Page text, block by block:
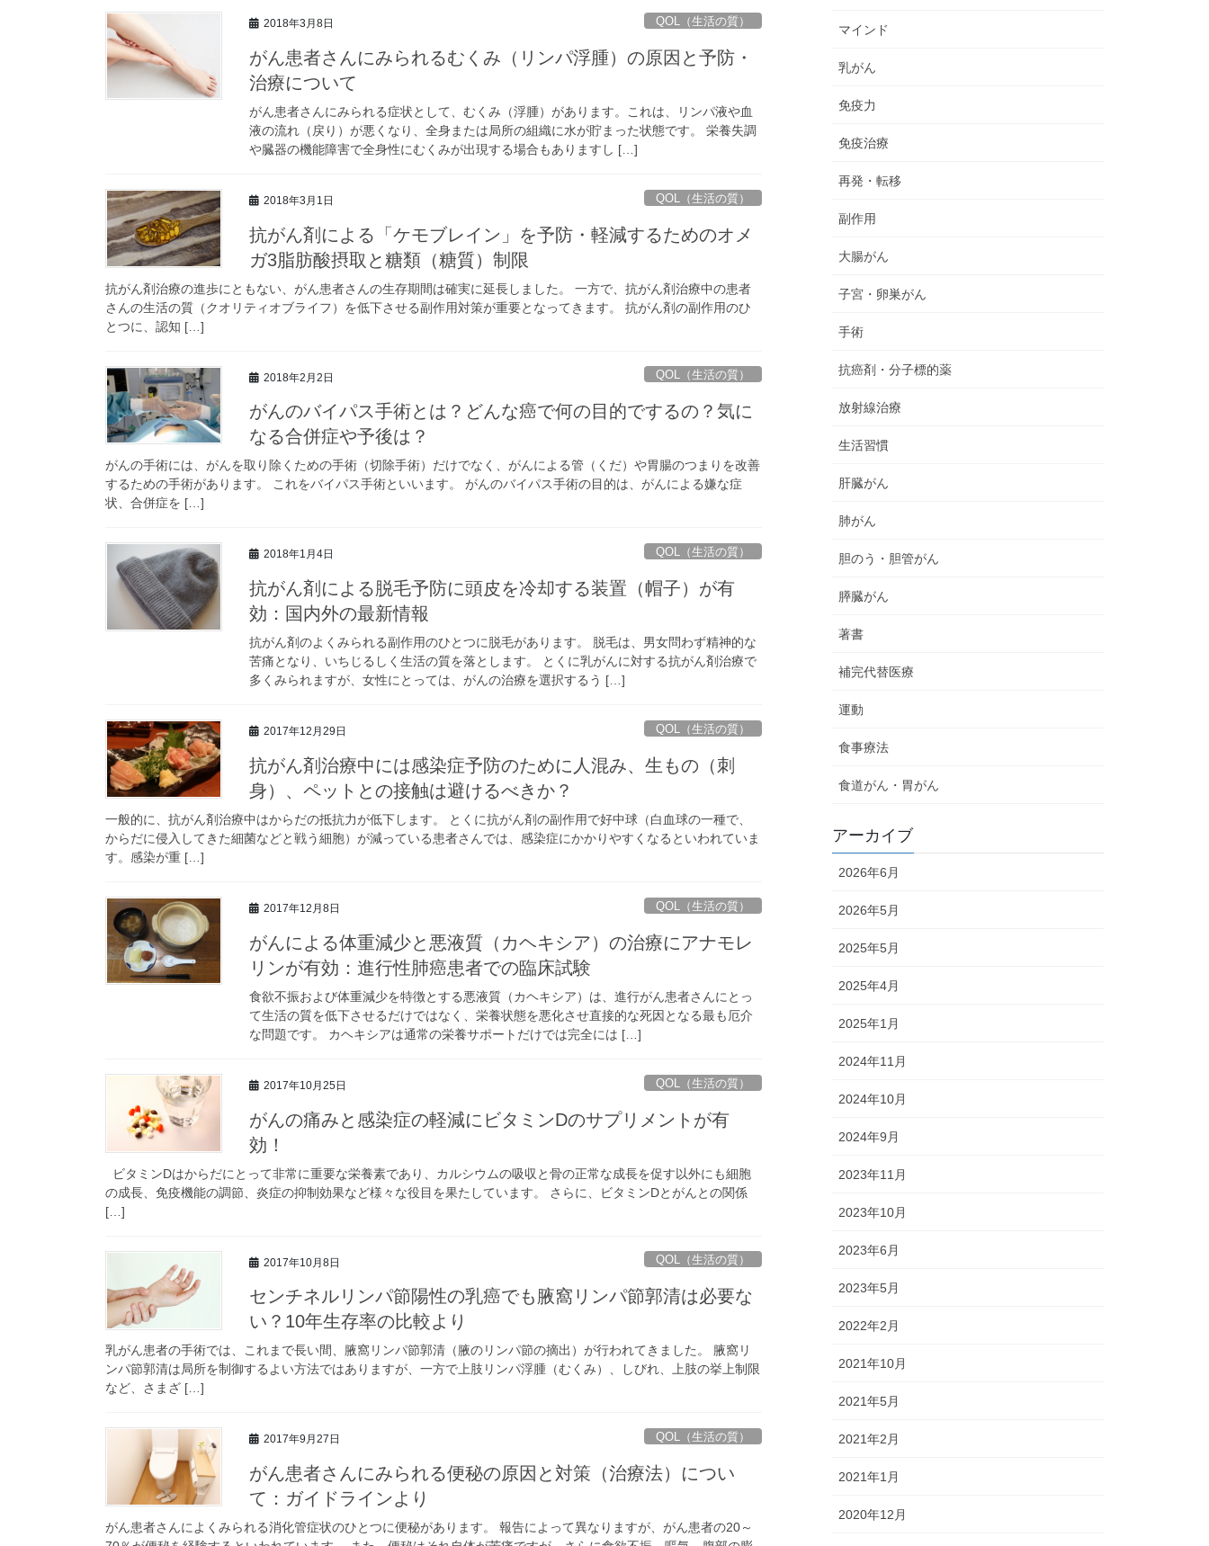
2018年3月8日 QOL（生活の質）
がん患者さんにみられるむくみ（リンパ浮腫）の原因と予防・
治療について
がん患者さんにみられる症状として、むくみ（浮腫）があります。これは、リンパ液や血
液の流れ（戻り）が悪くなり、全身または局所の組織に水が貯まった状態です。 栄養失調
や臓器の機能障害で全身性にむくみが出現する場合もありますし […]
2018年3月1日 QOL（生活の質）
抗がん剤による「ケモブレイン」を予防・軽減するためのオメ
ガ3脂肪酸摂取と糖類（糖質）制限
抗がん剤治療の進歩にともない、がん患者さんの生存期間は確実に延長しました。 一方で、抗がん剤治療中の患者
さんの生活の質（クオリティオブライフ）を低下させる副作用対策が重要となってきます。 抗がん剤の副作用のひ
とつに、認知 […]
2018年2月2日 QOL（生活の質）
がんのバイパス手術とは？どんな癌で何の目的でするの？気に
なる合併症や予後は？
がんの手術には、がんを取り除くための手術（切除手術）だけでなく、がんによる管（くだ）や胃腸のつまりを改善
するための手術があります。 これをバイパス手術といいます。 がんのバイパス手術の目的は、がんによる嫌な症
状、合併症を […]
2018年1月4日 QOL（生活の質）
抗がん剤による脱毛予防に頭皮を冷却する装置（帽子）が有
効：国内外の最新情報
抗がん剤のよくみられる副作用のひとつに脱毛があります。 脱毛は、男女問わず精神的な
苦痛となり、いちじるしく生活の質を落とします。 とくに乳がんに対する抗がん剤治療で
多くみられますが、女性にとっては、がんの治療を選択するう […]
2017年12月29日 QOL（生活の質）
抗がん剤治療中には感染症予防のために人混み、生もの（刺
身）、ペットとの接触は避けるべきか？
一般的に、抗がん剤治療中はからだの抵抗力が低下します。 とくに抗がん剤の副作用で好中球（白血球の一種で、
からだに侵入してきた細菌などと戦う細胞）が減っている患者さんでは、感染症にかかりやすくなるといわれていま
す。感染が重 […]
2017年12月8日 QOL（生活の質）
がんによる体重減少と悪液質（カヘキシア）の治療にアナモレ
リンが有効：進行性肺癌患者での臨床試験
食欲不振および体重減少を特徴とする悪液質（カヘキシア）は、進行がん患者さんにとっ
て生活の質を低下させるだけではなく、栄養状態を悪化させ直接的な死因となる最も厄介
な問題です。 カヘキシアは通常の栄養サポートだけでは完全には […]
2017年10月25日 QOL（生活の質）
がんの痛みと感染症の軽減にビタミンDのサプリメントが有
効！
ビタミンDはからだにとって非常に重要な栄養素であり、カルシウムの吸収と骨の正常な成長を促す以外にも細胞
の成長、免疫機能の調節、炎症の抑制効果など様々な役目を果たしています。 さらに、ビタミンDとがんとの関係
[…]
2017年10月8日 QOL（生活の質）
センチネルリンパ節陽性の乳癌でも腋窩リンパ節郭清は必要な
い？10年生存率の比較より
乳がん患者の手術では、これまで長い間、腋窩リンパ節郭清（腋のリンパ節の摘出）が行われてきました。 腋窩リ
ンパ節郭清は局所を制御するよい方法ではありますが、一方で上肢リンパ浮腫（むくみ）、しびれ、上肢の挙上制限
など、さまざ […]
2017年9月27日 QOL（生活の質）
がん患者さんにみられる便秘の原因と対策（治療法）につい
て：ガイドラインより
がん患者さんによくみられる消化管症状のひとつに便秘があります。 報告によって異なりますが、がん患者の20～
マインド
乳がん
免疫力
免疫治療
再発・転移
副作用
大腸がん
子宮・卵巣がん
手術
抗癌剤・分子標的薬
放射線治療
生活習慣
肝臓がん
肺がん
胆のう・胆管がん
膵臓がん
著書
補完代替医療
運動
食事療法
食道がん・胃がん
アーカイブ
2026年6月
2026年5月
2025年5月
2025年4月
2025年1月
2024年11月
2024年10月
2024年9月
2023年11月
2023年10月
2023年6月
2023年5月
2022年2月
2021年10月
2021年5月
2021年2月
2021年1月
2020年12月